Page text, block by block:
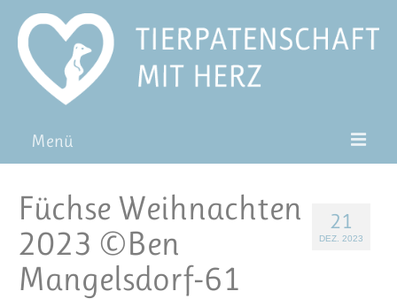
Menü
Pat*in werden
Patenschaft verschenken
21
DEZ. 2023
Füchse Weihnachten
2023 ©Ben
Mangelsdorf-61